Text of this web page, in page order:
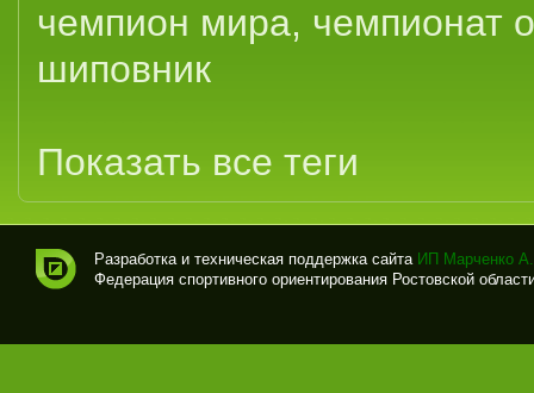
чемпион мира, чемпионат
шиповник
Показать все теги
вно
Разработка и техническая поддержка сайта ИП Марченко
Федерация спортивного ориентирования Ростовской